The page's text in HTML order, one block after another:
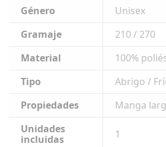
Género
Unisex
Gramaje
210 / 270
Material
100%
Tipo
Abrigo /
Propiedades
Manga
Unidades
incluidas
1